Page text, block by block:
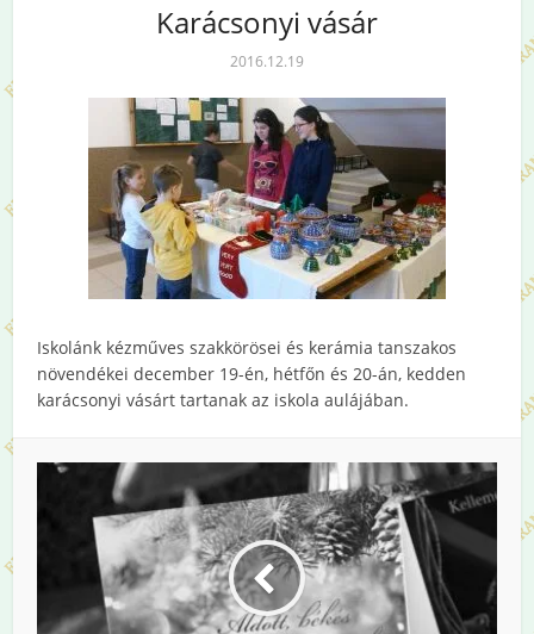
Karácsonyi vásár
2016.12.19
Iskolánk kézműves szakkörösei és kerámia tanszakos
növendékei december 19-én, hétfőn és 20-án, kedden
karácsonyi vásárt tartanak az iskola aulájában.